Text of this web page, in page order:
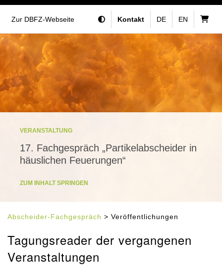
Zur DBFZ-Webseite Kontakt DE EN
VERANSTALTUNG
17. Fachgespräch „Partikelabscheider in
häuslichen Feuerungen“
ZUM INHALT SPRINGEN
Abscheider-Fachgespräch > Veröffentlichungen
Tagungsreader der vergangenen
Veranstaltungen